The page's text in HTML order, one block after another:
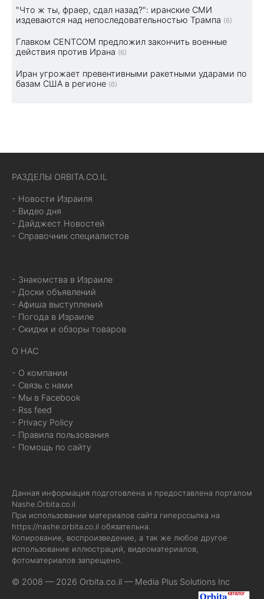
"Что ж ты, фраер, сдал назад?": иранские СМИ
издеваются над непоследовательностью Трампа (6)
Главком CENTCOM предложил закончить военные
действия против Ирана (6)
Иран угрожает превентивными ракетными ударами по
базам США в регионе (6)
РАЗДЕЛЫ ORBITA.CO.IL
- Новости Израиля
- Видео дня
- Дайджест Новостей
- Справочник специалистов
- Знакомства в Израиле
- Доски объявлений
- Афиша выступлений
- Погода в Израиле
- Скидки и обзоры товаров
О НАС
- О компании
- Связь с нами
- Мы в Facebook
- Rss feed
- Privacy Policy
- Правила пользования
- Помощь по сайту
Данная информация подготовлена и предоставлена порталом
Nashe.Orbita.co.il
При использовании материалов сайта гиперссылка на
https://nashe.orbita.co.il обязательна.
Копирование, воспроизведение, а так же любое другое
использование иллюстраций, видеоматериалов,
фотоматериалов запрещено.
© 2008 — 2026 Orbita.co.il — Media Plus Solutions Inc